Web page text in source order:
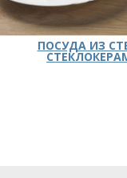
ПОСУДА ИЗ